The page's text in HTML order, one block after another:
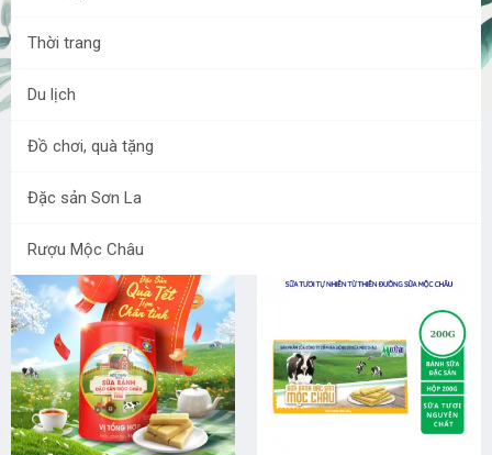
Thời trang
Du lịch
Đồ chơi, quà tặng
Đặc sản Sơn La
Rượu Mộc Châu